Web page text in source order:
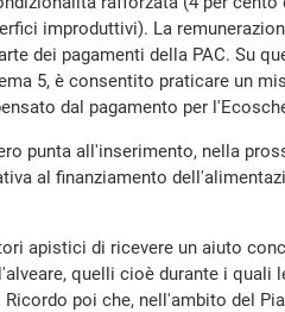
improduttivi). La
dei pagamenti della PAC. Su
5, è consentito praticare un
dal pagamento per
punta all'inserimento, nella
al finanziamento
apistici di ricevere un aiuto
quelli cioè durante i quali
poi che, nell'ambito del